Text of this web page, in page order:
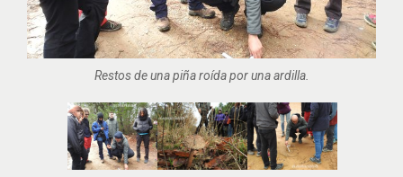
Restos de una piña roída por una ardilla.